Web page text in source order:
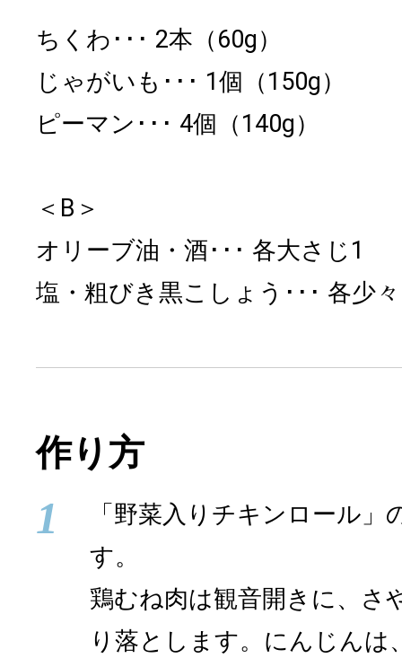
ちくわ
2本（60g）
じゃがいも
1個（150g）
ピーマン
4個（140g）
＜B＞
オリーブ油・酒
各大さじ1
塩・粗びき黒こしょう
各少々
作り方
1
「野菜入りチキンロール
す。
鶏むね肉は観音開きに、さ
り落とします。にんじんは